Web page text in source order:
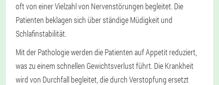
oft von einer Vielzahl von Nervenstörungen begleitet. Die
Patienten beklagen sich über ständige Müdigkeit und
Schlafinstabilität.
Mit der Pathologie werden die Patienten auf Appetit reduziert,
was zu einem schnellen Gewichtsverlust führt. Die Krankheit
wird von Durchfall begleitet, die durch Verstopfung ersetzt